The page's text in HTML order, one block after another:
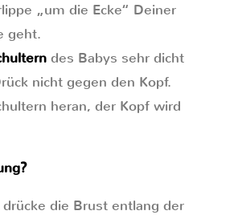
„um die Ecke“ Deiner
geht.
des Babys sehr dicht
nicht gegen den Kopf.
heran, der Kopf wird
drücke die Brust entlang der